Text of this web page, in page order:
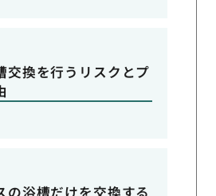
交換を行うリスクとプ
の浴槽だけを交換する